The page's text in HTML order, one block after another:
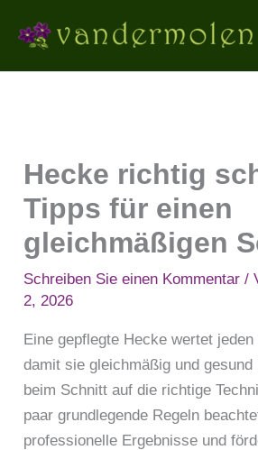
Inhalt
Hecke richtig
Tipps für einen
gleichmäßigen
Schreiben Sie einen Kommentar /
2, 2026
Eine gepflegte Hecke wertet
damit sie gleichmäßig und
beim Schnitt auf die richtige
paar grundlegende Regeln
professionelle Ergebnisse und